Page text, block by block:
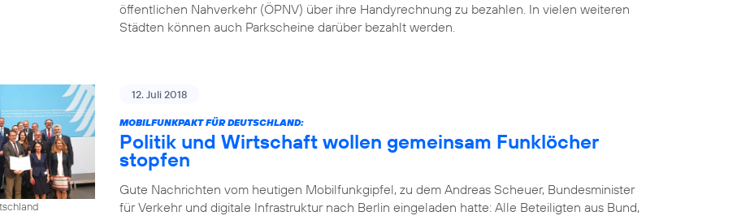
öffentlichen Nahverkehr (ÖPNV) über ihre Handyrechnung zu bezahlen. In vielen weiteren
Städten können auch Parkscheine darüber bezahlt werden.
12. Juli 2018
MOBILFUNKPAKT FÜR DEUTSCHLAND:
Politik und Wirtschaft wollen gemeinsam Funklöcher
stopfen
Gute Nachrichten vom heutigen Mobilfunkgipfel, zu dem Andreas Scheuer, Bundesminister
für Verkehr und digitale Infrastruktur nach Berlin eingeladen hatte: Alle Beteiligten aus Bund,